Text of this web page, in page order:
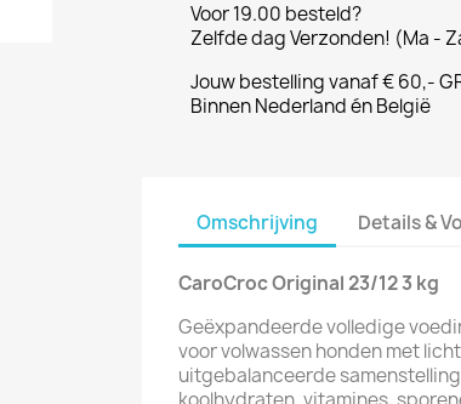
Voor 19.00 besteld?
Zelfde dag Verzonden! (Ma -
Jouw bestelling vanaf € 60,-
Binnen Nederland én België
Omschrijving Details &
CaroCroc Original 23/12 3 kg
Geëxpandeerde volledige
voor volwassen honden met
uitgebalanceerde